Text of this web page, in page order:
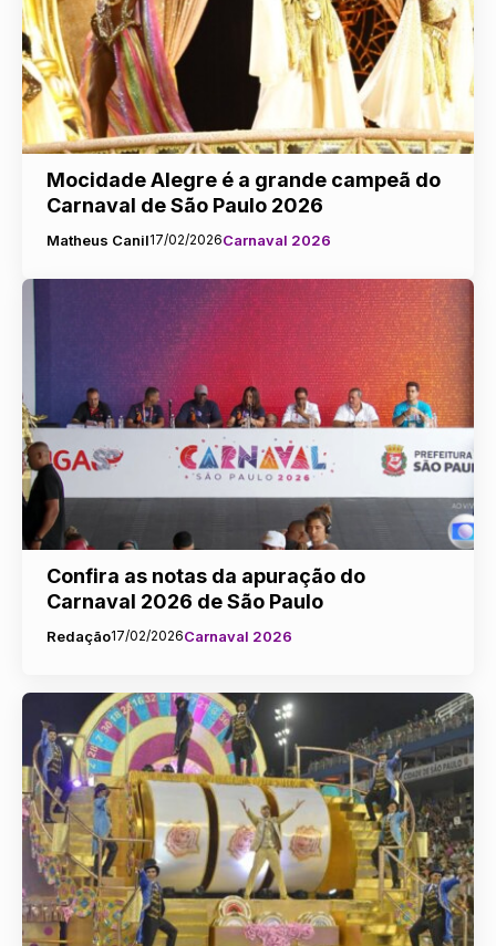
Mocidade Alegre é a grande campeã do
Carnaval de São Paulo 2026
Matheus Canil17/02/2026Carnaval 2026
Confira as notas da apuração do
Carnaval 2026 de São Paulo
Redação17/02/2026Carnaval 2026